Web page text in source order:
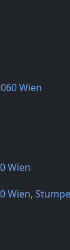
Wien
Wien
Wien,